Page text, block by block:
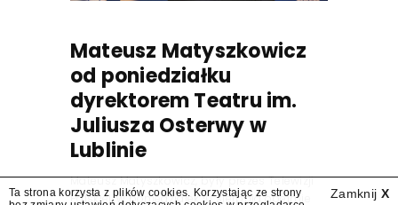
Mateusz Matyszkowicz
od poniedziałku
dyrektorem Teatru im.
Juliusza Osterwy w
Lublinie
Mateusz Matyszkowicz, były prezes Telewizji
Polskiej, w poniedziałek 10 sierpnia obejmie
Zamknij X
Ta strona korzysta z plików cookies. Korzystając ze strony